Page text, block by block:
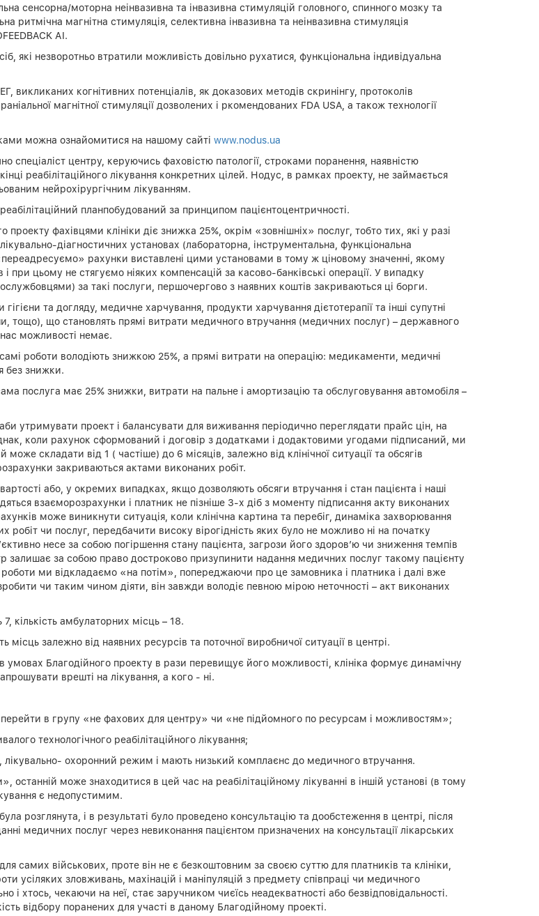
сенсорна/моторна неінвазивна та інвазивна стимуляцій головного, спинного мозку та
ритмічна магнітна стимуляція, селективна інвазивна та неінвазивна стимуляція
АІ.
які незворотньо втратили можливість довільно рухатися, функціональна індивідуальна
викликаних когнітивних потенціалів, як доказових методів скринінгу, протоколів
магнітної стимуляції дозволених і ркомендованих FDA USA, а також технології
можна ознайомитися на нашому сайті www.nodus.ua
спеціаліст центру, керуючись фаховістю патології, строками поранення, наявністю
реабілітаційного лікування конкретних цілей. Нодус, в рамках проекту, не займається
нейрохірургічним лікуванням.
планпобудований за принципом пацієнтоцентричності.
фахівцями клініки діє знижка 25%, окрім «зовнішніх» послуг, тобто тих, які у разі
діагностичних установах (лабораторна, інструментальна, функціональна
рахунки виставлені цими установами в тому ж ціновому значенні, якому
при цьому не стягуємо ніяких компенсацій за касово-банківські операції. У випадку
за такі послуги, першочергово з наявних коштів закриваються ці борги.
та догляду, медичне харчування, продукти харчування дієтотерапії та інші супутні
тощо), що становлять прямі витрати медичного втручання (медичних послуг) – державного
можливості немає.
роботи володіють знижкою 25%, а прямі витрати на операцію: медикаменти, медичні
без знижки.
послуга має 25% знижки, витрати на пальне і амортизацію та обслуговування автомобіля –
утримувати проект і балансувати для виживання періодично переглядати прайс цін, на
коли рахунок сформований і договір з додатками і додактовими угодами підписаний, ми
складати від 1 ( частіше) до 6 місяців, залежно від клінічної ситуації та обсягів
закриваються актами виконаних робіт.
або, у окремих випадках, якщо дозволяють обсяги втручання і стан пацієнта і наші
взаєморозрахунки і платник не пізніше 3-х діб з моменту підписання акту виконаних
може виникнути ситуація, коли клінічна картина та перебіг, динаміка захворювання
чи послуг, передбачити високу вірогідність яких було не можливо ні на початку
несе за собою погіршення стану пацієнта, загрози його здоров’ю чи зниження темпів
залишає за собою право достроково призупинити надання медичних послуг такому пацієнту
ми відкладаємо «на потім», попереджаючи про це замовника і платника і далі вже
чи таким чином діяти, він завжди володіє певною мірою неточності – акт виконаних
7, кількість амбулаторних місць – 18.
залежно від наявних ресурсів та поточної виробничої ситуації в центрі.
умовах Благодійного проекту в рази перевищує його можливості, клініка формує динамічну
врешті на лікування, а кого - ні.
в групу «не фахових для центру» чи «не підйомного по ресурсам і можливостям»;
технологічного реабілітаційного лікування;
лікувально- охоронний режим і мають низький комплаєнс до медичного втручання.
може знаходитися в цей час на реабілітаційному лікуванні в іншій установі (в тому
є недопустимим.
розглянута, і в результаті було проведено консультацію та дообстеження в центрі, після
медичних послуг через невиконання пацієнтом призначених на консультації лікарських
самих військових, проте він не є безкоштовним за своєю суттю для платників та клініки,
усіляких зловживань, махінацій і маніпуляцій з предмету співпраці чи медичного
і хтось, чекаючи на неї, стає заручником чиєїсь неадекватності або безвідповідальності.
відбору поранених для участі в даному Благодійному проекті.